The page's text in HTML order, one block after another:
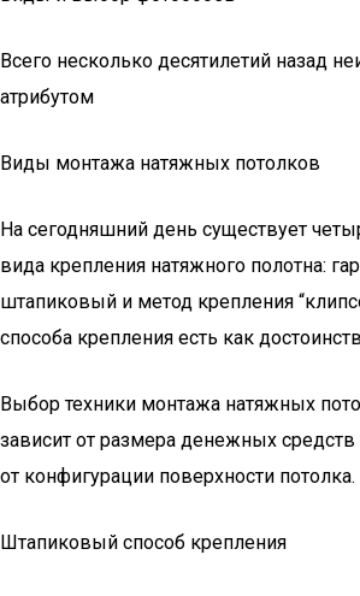
Всего несколько десятилетий назад
атрибутом
Виды монтажа натяжных потолков
На сегодняшний день существует
вида крепления натяжного полотна:
штапиковый и метод крепления
способа крепления есть как
Выбор техники монтажа натяжных
зависит от размера денежных средств
от конфигурации поверхности потолка.
Штапиковый способ крепления